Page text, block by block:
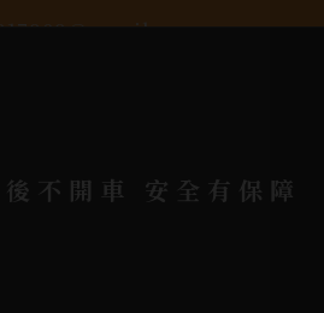
reserved.
Designed By
後不開車 安全有保障